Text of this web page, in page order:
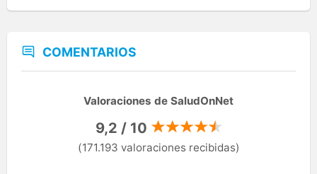
COMENTARIOS
Valoraciones de SaludOnNet
9,2 / 10
(171.193 valoraciones recibidas)